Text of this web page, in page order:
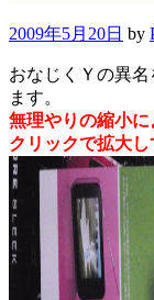
2009年5月20日 by
おなじくＹの異
ます。
無理やりの縮小に
クリックで拡大し